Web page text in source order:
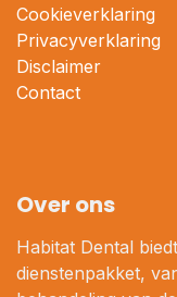
Cookieverklaring
Privacyverklaring
Disclaimer
Contact
Over ons
Habitat Dental
dienstenpakket,